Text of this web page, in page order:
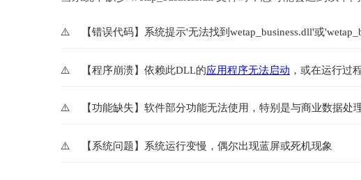
【错误代码】系统提示'无法找到wetap_business.dll'或
【程序崩溃】依赖此DLL的应用程序无法启动 ，或在运行过
【功能缺失】软件部分功能无法使用，特别是与商业数据处
【系统问题】系统运行变慢，偶尔出现蓝屏或死机现象